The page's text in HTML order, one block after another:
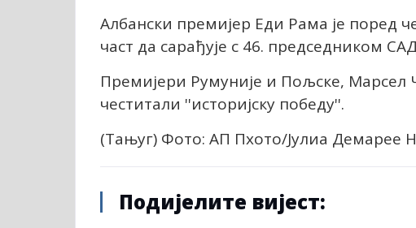
Албански премијер Еди Рама је поред
част да сарађује с 46. председником
Премијери Румуније и Пољске, Марсел
честитали ''историјску победу''.
(Тањуг) Фото: АП Пхото/Јулиа Демарее
Подијелите вијест: